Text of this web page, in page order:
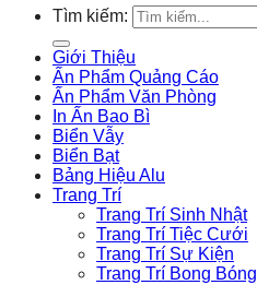
Tìm kiếm:
Giới Thiệu
Ấn Phẩm Quảng Cáo
Ấn Phẩm Văn Phòng
In Ấn Bao Bì
Biển Vẫy
Biển Bạt
Bảng Hiệu Alu
Trang Trí
Trang Trí Sinh Nhật
Trang Trí Tiệc Cưới
Trang Trí Sự Kiện
Trang Trí Bong Bóng